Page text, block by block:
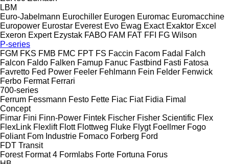
LBM
Euro-Jabelmann Eurochiller Eurogen Euromac Euromacchine
Europower Eurostar Everest Evo Ewag Exact Exaktor Excel
Exeron Expert Ezystak FABO FAM FAT FFI FG Wilson
P-series
FGM FKS FMB FMC FPT FS Faccin Facom Fadal
Falch
Falcon Faldo Falken Famup Fanuc Fastbind Fasti Fatosa
Favretto Fed Power Feeler Fehlmann Fein Felder Fenwick
Ferbo Fermat Ferrari
700-series
Ferrum Fessmann Festo Fette Fiac Fiat Fidia Fimal
Concept
Fimar Fini Finn-Power Fintek Fischer Fisher Scientific Flex
FlexLink Flexlift Flott Flottweg Fluke Flygt Foellmer Fogo
Foliant Fom Industrie Fomaco Forberg Ford
FDT Transit
Forest Format 4 Formlabs Forte Fortuna Forus